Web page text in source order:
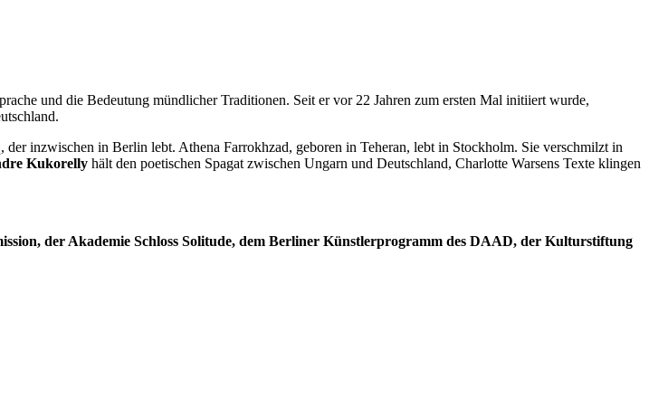
und die Bedeutung mündlicher Traditionen. Seit er vor 22 Jahren zum ersten Mal initiiert wurde,
inzwischen in Berlin lebt. Athena Farrokhzad, geboren in Teheran, lebt in Stockholm. Sie verschmilzt in
Kukorelly hält den poetischen Spagat zwischen Ungarn und Deutschland, Charlotte Warsens Texte klingen
der Akademie Schloss Solitude, dem Berliner Künstlerprogramm des DAAD, der Kulturstiftung